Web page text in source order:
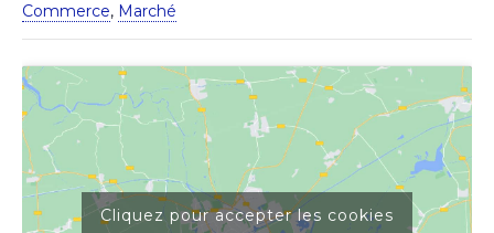
Commerce, Marché
Cliquez pour accepter les cookies